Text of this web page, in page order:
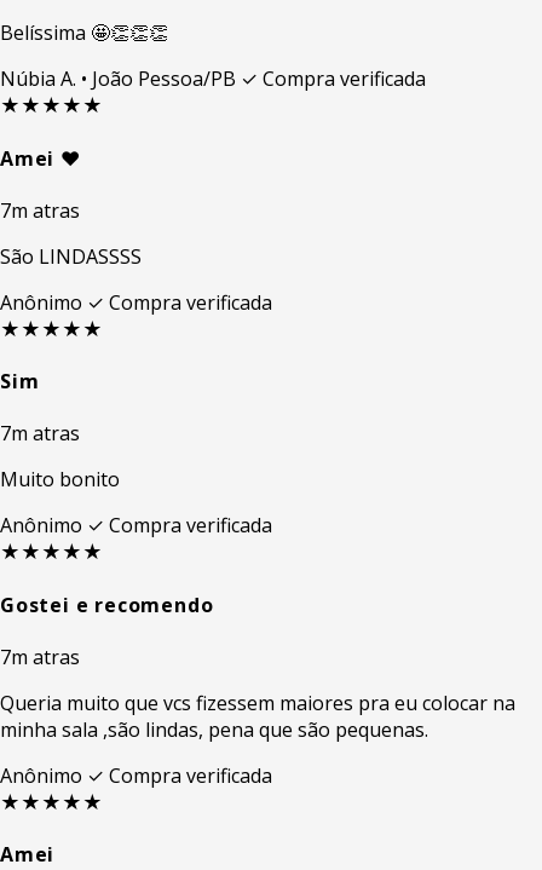
Belíssima 🤩👏👏👏
Núbia A. • João Pessoa/PB ✓ Compra verificada
★★★★★
Amei ❤️
7m atras
São LINDASSSS
Anônimo ✓ Compra verificada
★★★★★
Sim
7m atras
Muito bonito
Anônimo ✓ Compra verificada
★★★★★
Gostei e recomendo
7m atras
Queria muito que vcs fizessem maiores pra eu colocar na
minha sala ,são lindas, pena que são pequenas.
Anônimo ✓ Compra verificada
★★★★★
Amei